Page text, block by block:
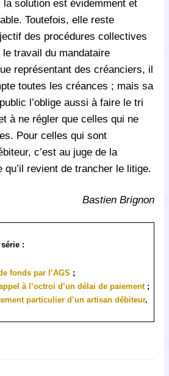
solution est évidemment et
Toutefois, elle reste
des procédures collectives
travail du mandataire
représentant des créanciers, il
toutes les créances ; mais sa
l’oblige aussi à faire le tri
à ne régler que celles qui ne
Pour celles qui sont
c’est au juge de la
qu’il revient de trancher le litige.
Bastien Brignon
:
fonds par l’AGS ;
à l’octroi d’un délai de paiement;
particulier d’un artisan débiteur.